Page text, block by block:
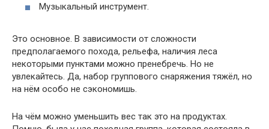
Музыкальный инструмент.
Это основное. В зависимости от сложности
предполагаемого похода, рельефа, наличия леса
некоторыми пунктами можно пренебречь. Но не
увлекайтесь. Да, набор группового снаряжения тяжёл, но
на нём особо не сэкономишь.
На чём можно уменьшить вес так это на продуктах.